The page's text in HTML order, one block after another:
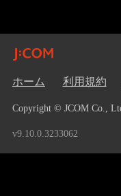
ホーム 利用規約
Copyright © JCOM Co.,
v9.10.0.3233062